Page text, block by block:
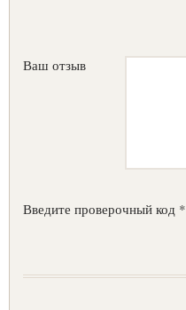
Ваш отзыв
Введите проверочный код *